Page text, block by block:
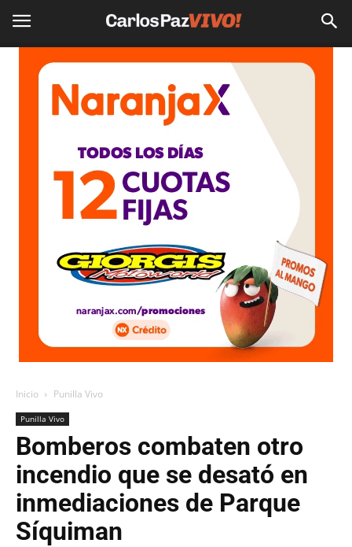
Inicio Punilla Vivo
Punilla Vivo
Bomberos combaten otro
incendio que se desató en
inmediaciones de Parque
Síquiman